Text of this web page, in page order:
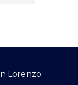
Lorenzo